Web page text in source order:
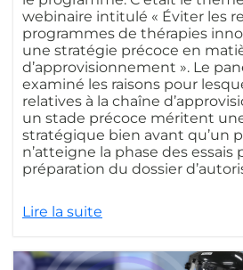
webinaire intitulé « Éviter les
programmes de thérapies
une stratégie précoce en
d’approvisionnement ». Le
examiné les raisons pour
relatives à la chaîne
un stade précoce méritent
stratégique bien avant qu’un
n’atteigne la phase des essais
préparation du dossier
Lire la suite